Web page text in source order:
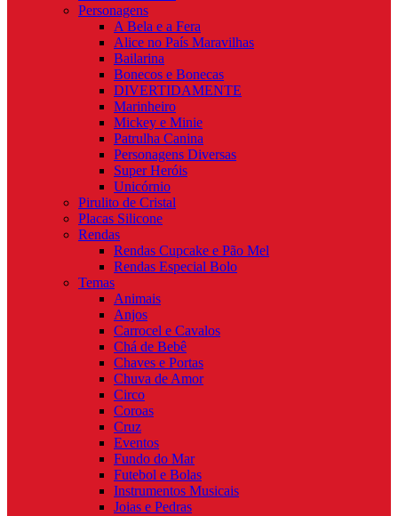
Personagens
A Bela e a Fera
Alice no País Maravilhas
Bailarina
Bonecos e Bonecas
DIVERTIDAMENTE
Marinheiro
Mickey e Minie
Patrulha Canina
Personagens Diversas
Super Heróis
Unicórnio
Pirulito de Cristal
Placas Silicone
Rendas
Rendas Cupcake e Pão Mel
Rendas Especial Bolo
Temas
Animais
Anjos
Carrocel e Cavalos
Chá de Bebê
Chaves e Portas
Chuva de Amor
Circo
Coroas
Cruz
Eventos
Fundo do Mar
Futebol e Bolas
Instrumentos Musicais
Joias e Pedras